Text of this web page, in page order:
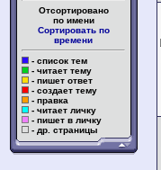
Отсортировано
по имени
Сортировать по
времени
- список тем
- читает тему
- пишет ответ
- создает тему
- правка
- читает личку
- пишет в личку
- др. страницы